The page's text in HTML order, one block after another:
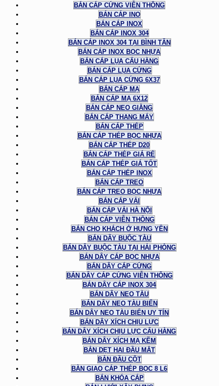
BÁN CÁP CỨNG VIỄN THÔNG
BÁN CÁP INO
BÁN CÁP INOX
BÁN CÁP INOX 304
BÁN CÁP INOX 304 TẠI BÌNH TÂN
BÁN CÁP INOX BỌC NHỰA
BÁN CÁP LỤA CẨU HÀNG
BÁN CÁP LỤA CỨNG
BÁN CÁP LỤA CỨNG 6X37
BÁN CÁP MẠ
BÁN CÁP MẠ 6X12
BÁN CÁP NEO GIẰNG
BÁN CÁP THANG MÁY
BÁN CÁP THÉP
BÁN CÁP THÉP BỌC NHỰA
BÁN CÁP THÉP D20
BÁN CÁP THÉP GIÁ RẺ
BÁN CÁP THÉP GIÁ TỐT
BÁN CÁP THÉP INOX
BÁN CÁP TREO
BÁN CÁP TREO BỌC NHỰA
BÁN CÁP VẢI
BÁN CÁP VẢI HÀ NỘI
BÁN CÁP VIỄN THÔNG
BÁN CHO KHÁCH Ở HƯNG YÊN
BÁN DÂY BUỘC TÀU
BÁN DÂY BUỘC TÀU TẠI HẢI PHÒNG
BÁN DÂY CÁP BỌC NHỰA
BÁN DÂY CÁP CỨNG
BÁN DÂY CÁP CỨNG VIỄN THÔNG
BÁN DÂY CÁP INOX 304
BÁN DÂY NEO TÀU
BÁN DÂY NEO TÀU BIỂN
BÁN DÂY NEO TÀU BIỂN UY TÍN
BÁN DÂY XÍCH CHỊU LỰC
BÁN DÂY XÍCH CHỊU LỰC CẨU HÀNG
BÁN DÂY XÍCH MẠ KẼM
BẢN DẸT HAI ĐẦU MẮT
BẢN ĐẦU CỘT
BÀN GIAO CÁP THÉP BỌC 8 L6
BÁN KHÓA CÁP